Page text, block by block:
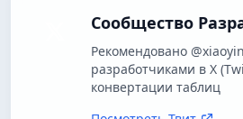
Сообщество
Рекомендовано
разработчиками в X
конвертации таблиц